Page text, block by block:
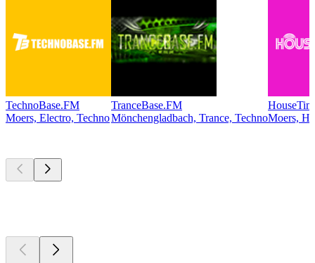
TechnoBase.FM
Moers, Electro, Techno
TranceBase.FM
Mönchengladbach, Trance, TechnoMoers,